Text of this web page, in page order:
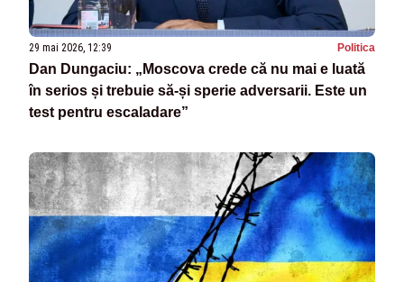
29 mai 2026, 12:39 Politica
Dan Dungaciu: „Moscova crede că nu mai e luată
în serios și trebuie să-și sperie adversarii. Este un
test pentru escaladare”